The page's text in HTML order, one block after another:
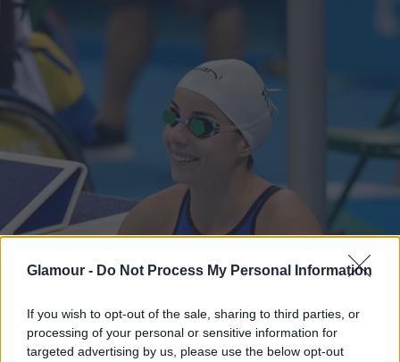
Glamour - Do Not Process My Personal Information
If you wish to opt-out of the sale, sharing to third parties, or
processing of your personal or sensitive information for
targeted advertising by us, please use the below opt-out